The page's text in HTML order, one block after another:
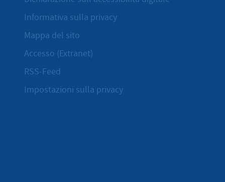
Informativa sulla privacy
Mappa del sito
Accesso (Extranet)
RSS-Feed
Impostazioni sulla privacy